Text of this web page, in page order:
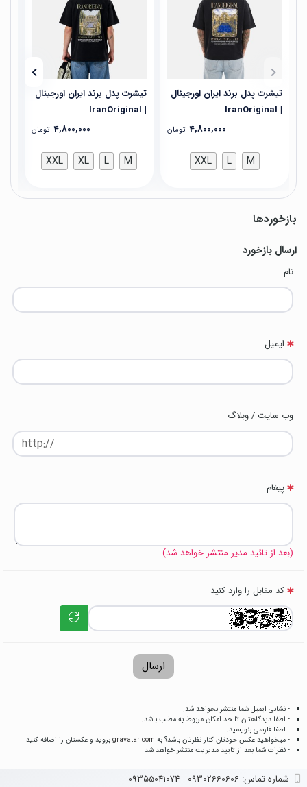
تیشرت پدل برند ایران اورجینال
| IranOriginal
4,800,000 تومان
M
L
XXL
تیشرت پدل برند ایران اورجینال
| IranOriginal
4,800,000 تومان
M
L
XL
XXL
بازخوردها
ارسال بازخورد
نام
ایمیل
وب سایت / وبلاگ
پیغام
(بعد از تائید مدیر منتشر خواهد شد)
کد مقابل را وارد کنید
ارسال
- نشانی ایمیل شما منتشر نخواهد شد.
- لطفا دیدگاهتان تا حد امکان مربوط به مطلب باشد.
- لطفا فارسی بنویسید.
- میخواهید عکس خودتان کنار نظرتان باشد؟ به gravatar.com بروید و عکستان را اضافه کنید.
- نظرات شما بعد از تایید مدیریت منتشر خواهد شد
شماره تماس‌: 09302660606 - 09355041074